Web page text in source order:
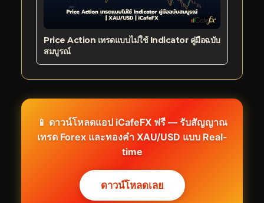
Price Action เทรดแบบไม่ใช้ Indicator คู่มือฉบับ
สมบูรณ์
📱 ดาวน์โหลดแอป iCafeFX ฟรี — รับสัญญาณ
เทรด Forex และทองคำ XAU/USD แบบ Real-
time
ดาวน์โหลดเลย